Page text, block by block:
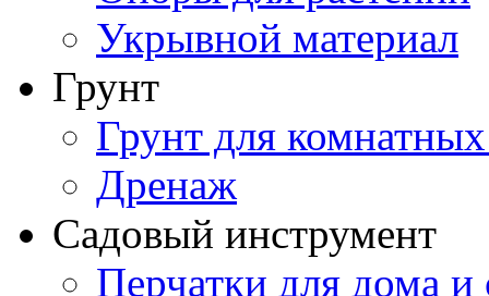
Укрывной материал
Грунт
Грунт для
Дренаж
Садовый инструмент
Перчатки для дома и